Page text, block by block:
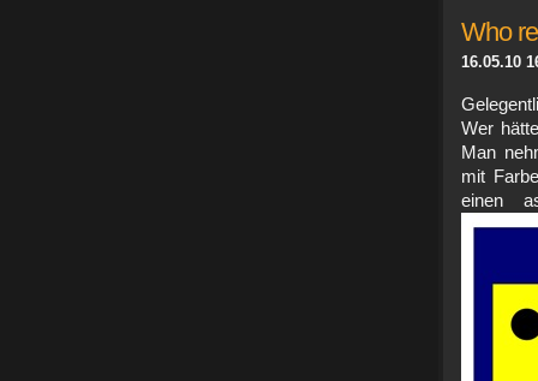
Who
16.05.10
Wer
Man
mit
einen